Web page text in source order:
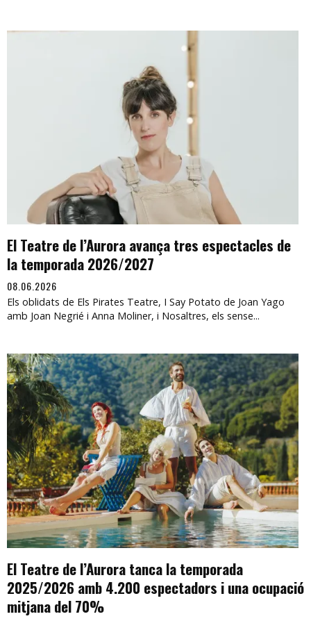
El Teatre de l’Aurora avança tres espectacles de
la temporada 2026/2027
08.06.2026
Els oblidats de Els Pirates Teatre, I Say Potato de Joan Yago
amb Joan Negrié i Anna Moliner, i Nosaltres, els sense...
El Teatre de l’Aurora tanca la temporada
2025/2026 amb 4.200 espectadors i una ocupació
mitjana del 70%